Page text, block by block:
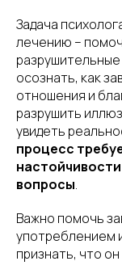
Задача
лечению –
осознать, как
отношения и
разрушить
увидеть
процесс
вопросы.
Важно помочь
употреблением
признать, что